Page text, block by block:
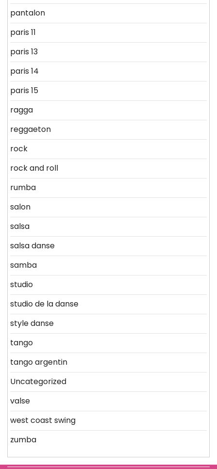
pantalon
paris 11
paris 13
paris 14
paris 15
ragga
reggaeton
rock
rock and roll
rumba
salon
salsa
salsa danse
samba
studio
studio de la danse
style danse
tango
tango argentin
Uncategorized
valse
west coast swing
zumba